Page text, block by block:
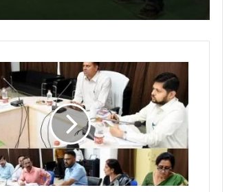
ऑपरेशन विश्वास का बड़ा असर: दुर्ग पुलिस का
ऑपरेशन विश्वास का बड़ा एक्शन: दुर्ग पुलिस ने 4
दिन में 14 शराब तस्करों को दबोचा, 392 पौवा
शराब और 3 बाइक जब्त…
डॉ. तीजन बाई श्रद्धांजलि समारोह को लेकर दुर्ग
पुलिस ने जारी किया डायवर्जन प्लान, इन वैकल्पिक
मार्गों से पहुंचे गनियारी…